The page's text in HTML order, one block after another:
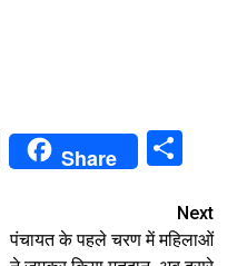
X Share
Next
पंचायत के पहले चरण में महिलाओं